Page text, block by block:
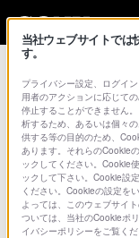
当社ウェブサイトで
す。
プライバシー設定、ログイ
用者のアクションに応じて
停止することができません
析するため、あるいは個々
供する等の目的のため、
あります。それらのCookie
ックしてください。Cookie
ックして下さい。Cookie設
ください。Cookieの設定を
よっては、このウェブサイ
ついては、当社のCookieポ
イバシーポリシーをご覧くだ